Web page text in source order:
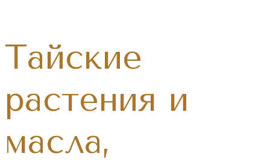
Тайские
растения и
масла,